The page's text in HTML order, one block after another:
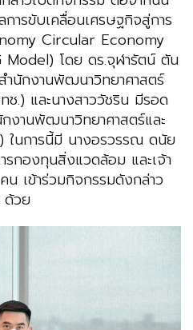
การขับเคลื่อนเศรษฐกิจสู่การ
Circular Economy
โดย ดร.จุฬารัตน์ ตัน
ำนักงานพัฒนาวิทยาศาสตร์
ช.) และนางสาววัชริน มีรอด
งานพัฒนาวิทยาศาสตร์และ
ในการนี้มี นางอรวรรณ ดนัย
กองทุนสิ่งแวดล้อม และเจ้า
เข้าร่วมกิจกรรมดังกล่าว
วย